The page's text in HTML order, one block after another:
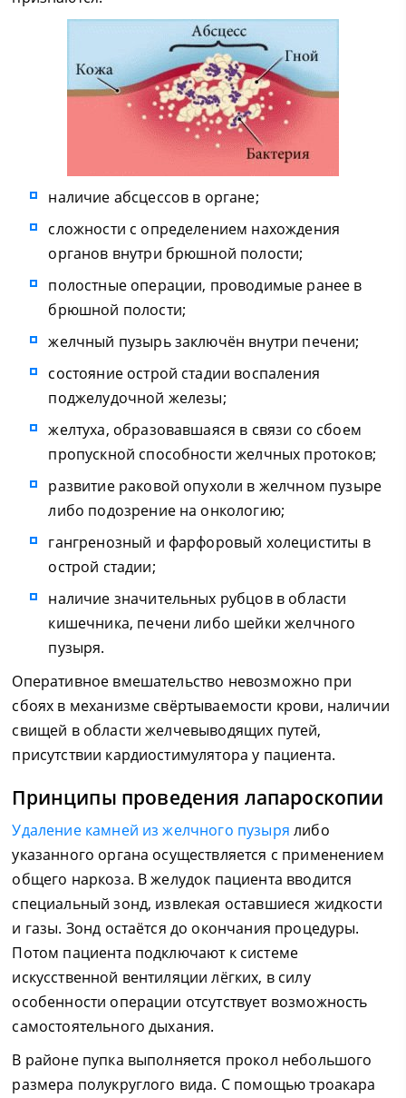
наличие абсцессов в органе;
сложности с определением нахождения
органов внутри брюшной полости;
полостные операции, проводимые ранее в
брюшной полости;
желчный пузырь заключён внутри печени;
состояние острой стадии воспаления
поджелудочной железы;
желтуха, образовавшаяся в связи со сбоем
пропускной способности желчных протоков;
развитие раковой опухоли в желчном пузыре
либо подозрение на онкологию;
гангренозный и фарфоровый холециститы в
острой стадии;
наличие значительных рубцов в области
кишечника, печени либо шейки желчного
пузыря.
Оперативное вмешательство невозможно при
сбоях в механизме свёртываемости крови, наличии
свищей в области желчевыводящих путей,
присутствии кардиостимулятора у пациента.
Принципы проведения лапароскопии
Удаление камней из желчного пузыря либо
указанного органа осуществляется с применением
общего наркоза. В желудок пациента вводится
специальный зонд, извлекая оставшиеся жидкости
и газы. Зонд остаётся до окончания процедуры.
Потом пациента подключают к системе
искусственной вентиляции лёгких, в силу
особенности операции отсутствует возможность
самостоятельного дыхания.
В районе пупка выполняется прокол небольшого
размера полукруглого вида. С помощью троакара